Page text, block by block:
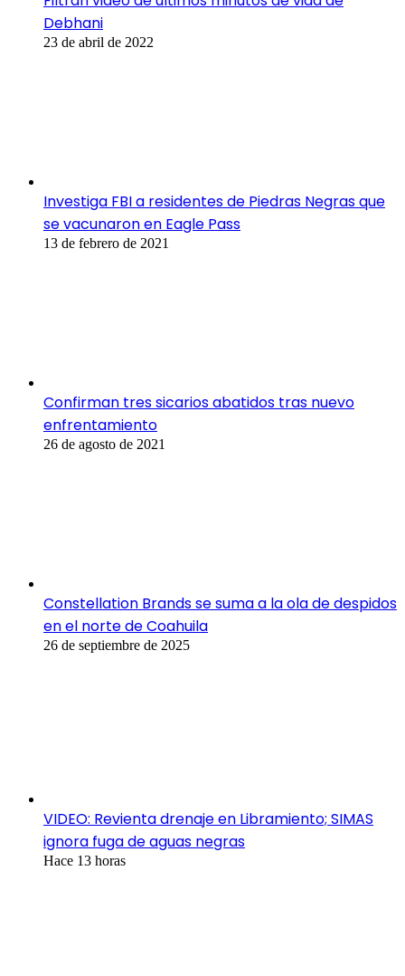
Debhani
23 de abril de 2022
Investiga FBI a residentes de Piedras Negras que
se vacunaron en Eagle Pass
13 de febrero de 2021
Confirman tres sicarios abatidos tras nuevo
enfrentamiento
26 de agosto de 2021
Constellation Brands se suma a la ola de despidos
en el norte de Coahuila
26 de septiembre de 2025
VIDEO: Revienta drenaje en Libramiento; SIMAS
ignora fuga de aguas negras
Hace 13 horas